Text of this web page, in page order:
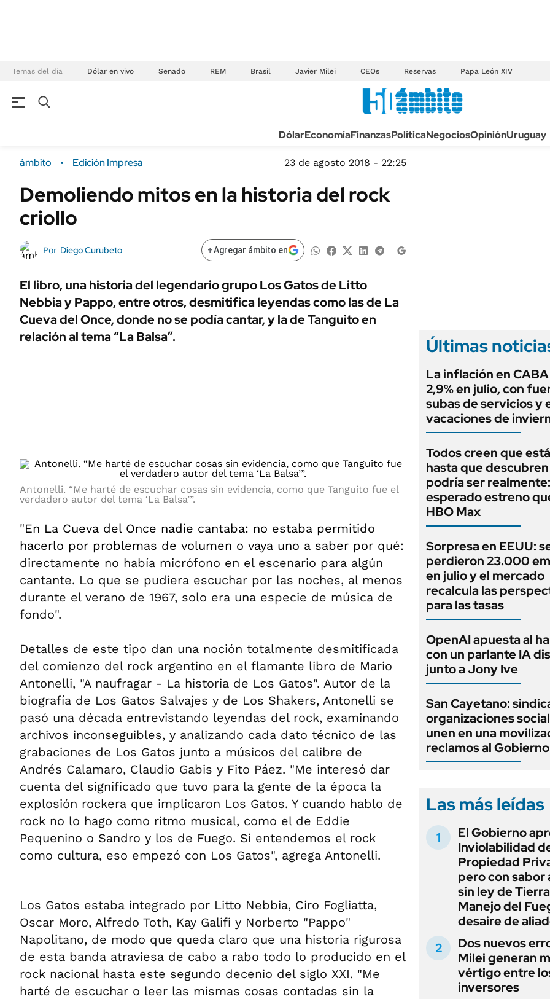
Temas del día Dólar en vivo Senado REM Brasil Javier Milei CEOs Reservas Papa León XIV
Campo
FINANZAS
Mercados
ÁMBITO DEBATE
MEDIAKIT AMBITO DEBATE
Sustentabilidad
POLÍTICA
Municipios
URUGUAY
TECNOLOGÍA
MÉXICO
MUNDO
LIFESTYLE
AUTOS
DólarEconomíaFinanzasPolíticaNegociosOpiniónUruguay
ámbito Edición Impresa 23 de agosto 2018 - 22:25
Demoliendo mitos en la historia del rock
criollo
Por Diego Curubeto +Agregar ámbito en
El libro, una historia del legendario grupo Los Gatos de Litto
Nebbia y Pappo, entre otros, desmitifica leyendas como las de La
Cueva del Once, donde no se podía cantar, y la de Tanguito en
relación al tema “La Balsa”.
Antonelli. “Me harté de escuchar cosas sin evidencia, como que Tanguito fue el
verdadero autor del tema ‘La Balsa’”.
"En La Cueva del Once nadie cantaba: no estaba permitido
hacerlo por problemas de volumen o vaya uno a saber por qué:
directamente no había micrófono en el escenario para algún
cantante. Lo que se pudiera escuchar por las noches, al menos
durante el verano de 1967, solo era una especie de música de
fondo".
Detalles de este tipo dan una noción totalmente desmitificada
del comienzo del rock argentino en el flamante libro de Mario
Antonelli, "A naufragar - La historia de Los Gatos". Autor de la
biografía de Los Gatos Salvajes y de Los Shakers, Antonelli se
pasó una década entrevistando leyendas del rock, examinando
archivos inconseguibles, y analizando cada dato técnico de las
grabaciones de Los Gatos junto a músicos del calibre de
Andrés Calamaro, Claudio Gabis y Fito Páez. "Me interesó dar
cuenta del significado que tuvo para la gente de la época la
explosión rockera que implicaron Los Gatos. Y cuando hablo de
rock no lo hago como ritmo musical, como el de Eddie
Pequenino o Sandro y los de Fuego. Si entendemos el rock
como cultura, eso empezó con Los Gatos", agrega Antonelli.
Los Gatos estaba integrado por Litto Nebbia, Ciro Fogliatta,
Oscar Moro, Alfredo Toth, Kay Galifi y Norberto "Pappo"
Napolitano, de modo que queda claro que una historia rigurosa
de esta banda atraviesa de cabo a rabo todo lo producido en el
rock nacional hasta este segundo decenio del siglo XXI. "Me
harté de escuchar o leer las mismas cosas contadas sin la
Últimas
La inflación en
2,9% en julio, con
subas de servicios y
vacaciones de
Todos creen que
hasta que
podría ser
esperado estreno
HBO Max
Sorpresa en EEUU:
perdieron 23.000
en julio y el mercado
recalcula las
para las tasas
OpenAI apuesta al
con un parlante IA
junto a Jony Ive
San Cayetano:
organizaciones
unen en una
reclamos al Gobierno
Las más leídas
El Gobierno
Inviolabilidad
Propiedad
pero con sabor
sin ley de
Manejo del
desaire de
Dos nuevos
Milei generan
vértigo entre
inversores